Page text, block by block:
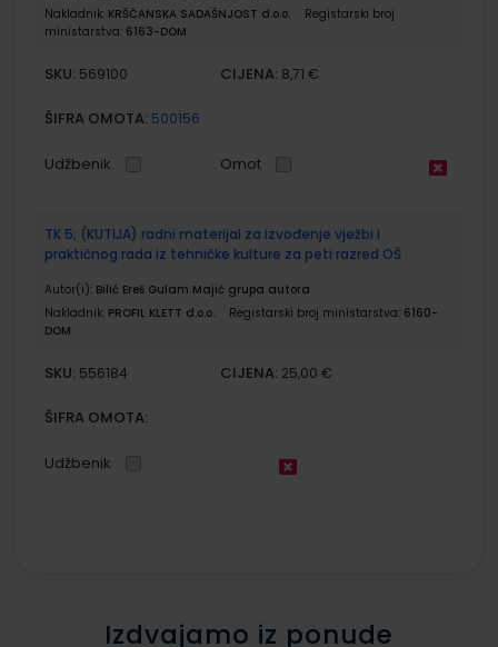
Nakladnik: KRŠĆANSKA SADAŠNJOST d.o.o.
Registarski broj
ministarstva: 6163-DOM
SKU: 569100 CIJENA: 8,71 €
ŠIFRA OMOTA: 500156
Udžbenik Omot
TK 5; (KUTIJA) radni materijal za izvođenje vježbi i
praktičnog rada iz tehničke kulture za peti razred OŠ
Autor(i): Bilić Ereš Gulam Majić grupa autora
Nakladnik: PROFIL KLETT d.o.o. Registarski broj ministarstva: 6160-
DOM
SKU: 556184 CIJENA: 25,00 €
ŠIFRA OMOTA:
Udžbenik
Izdvajamo iz ponude